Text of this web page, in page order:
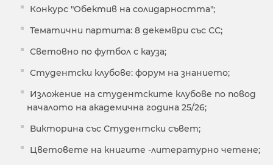
Конкурс "Обектив на солидарността";
Тематични партита: 8 декември със СС;
Световно по футбол с кауза;
Студентски клубове: форум на знанието;
Изложение на студентските клубове по повод
началото на академична година 25/26;
Викторина със Студентски съвет;
Цветовете на книгите -литературно четене;